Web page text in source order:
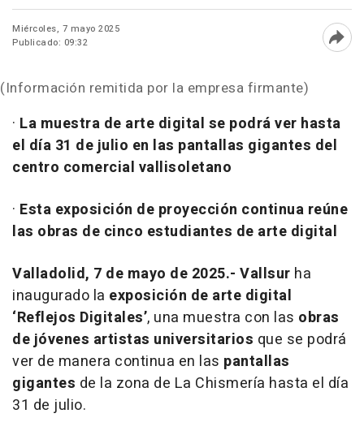
Miércoles, 7 mayo 2025
Publicado: 09:32
(Información remitida por la empresa firmante)
· La muestra de arte digital se podrá ver hasta
el día 31 de julio en las pantallas gigantes del
centro comercial vallisoletano
· Esta exposición de proyección continua reúne
las obras de cinco estudiantes de arte digital
Valladolid, 7 de mayo de 2025.- Vallsur ha
inaugurado la exposición de arte digital
‘Reflejos Digitales’, una muestra con las obras
de jóvenes artistas universitarios que se podrá
ver de manera continua en las pantallas
gigantes de la zona de La Chismería hasta el día
31 de julio.